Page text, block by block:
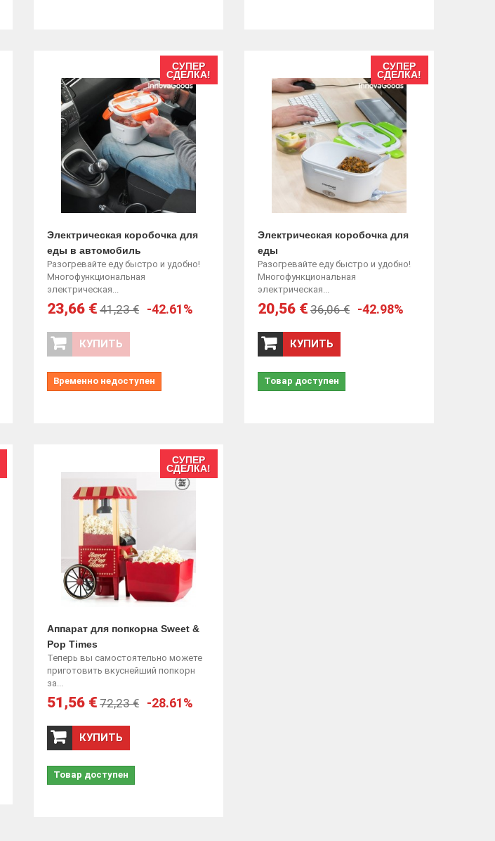
СУПЕР
СДЕЛКА!
Электрическая коробочка для
еды в автомобиль
Разогревайте еду быстро и удобно!
Многофункциональная
электрическая...
23,66 € 41,23 € -42.61%
КУПИТЬ
Временно недоступен
СУПЕР
СДЕЛКА!
Электрическая коробочка для
еды
Разогревайте еду быстро и удобно!
Многофункциональная
электрическая...
20,56 € 36,06 € -42.98%
КУПИТЬ
Товар доступен
СУПЕР
СДЕЛКА!
Аппарат для попкорна Sweet &
Pop Times
Теперь вы самостоятельно можете
приготовить вкуснейший попкорн
за...
51,56 € 72,23 € -28.61%
КУПИТЬ
Товар доступен